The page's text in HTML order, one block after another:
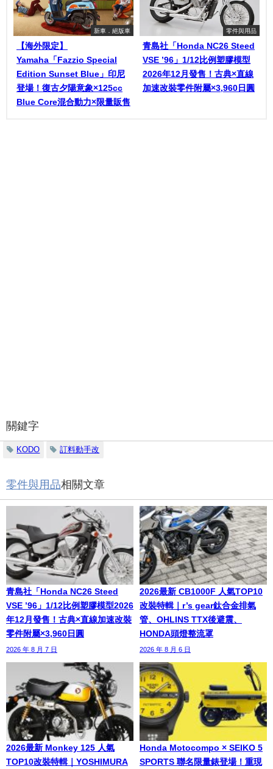
新車．絕版車
【海外限定】
Yamaha「Fazzio Special
Edition Sunset Blue」印尼
登場！復古夕陽意象×125cc
Blue Core混合動力×限量販售
零件與用品
青島社「Honda NC26 Steed
VSE ’96」1/12比例塑膠模型
2026年12月發售！古典×直線
加速改裝零件附屬×3,960日圓
關鍵字
KODO 訂料動手改
零件與用品相關文章
青島社「Honda NC26 Steed
VSE ’96」1/12比例塑膠模型2026
年12月發售！古典×直線加速改裝
零件附屬×3,960日圓
2026 年 8 月 7 日
2026最新 CB1000F 人氣TOP10
改裝特輯｜r’s gear鈦合金排氣
管、OHLINS TTX後避震、
HONDA頭燈整流罩
2026 年 8 月 6 日
2026最新 Monkey 125 人氣
TOP10改裝特輯｜YOSHIMURA
Honda Motocompo × SEIKO 5
SPORTS 聯名限量錶登場！重現